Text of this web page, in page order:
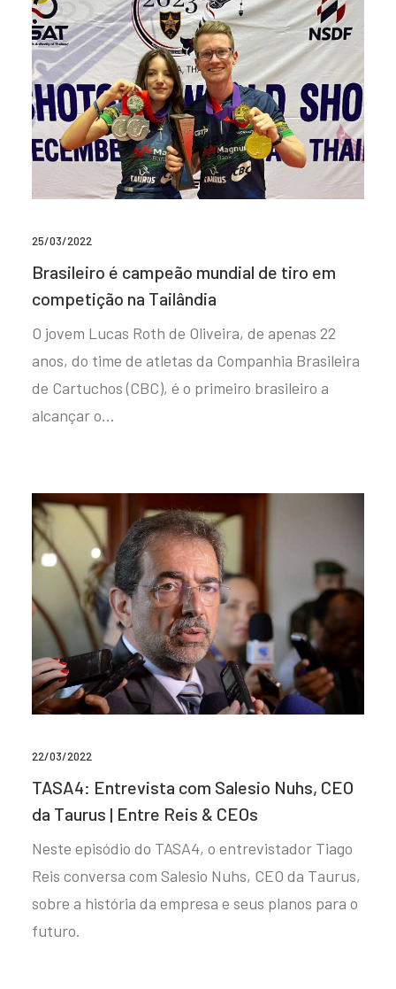
25/03/2022
Brasileiro é campeão mundial de tiro em
competição na Tailândia
O jovem Lucas Roth de Oliveira, de apenas 22
anos, do time de atletas da Companhia Brasileira
de Cartuchos (CBC), é o primeiro brasileiro a
alcançar o…
22/03/2022
TASA4: Entrevista com Salesio Nuhs, CEO
da Taurus | Entre Reis & CEOs
Neste episódio do TASA4, o entrevistador Tiago
Reis conversa com Salesio Nuhs, CEO da Taurus,
sobre a história da empresa e seus planos para o
futuro.